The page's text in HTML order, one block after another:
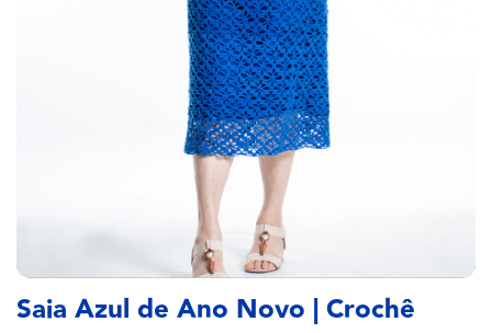
Saia Azul de Ano Novo | Crochê